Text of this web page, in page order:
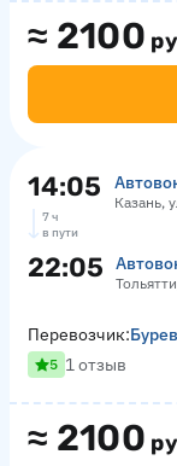
≈ 2100
14:05 Казань,
7 ч
в пути
22:05
≈ 2100
Перевозчик:
5 1 отзыв